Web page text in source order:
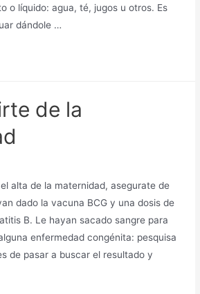
o líquido: agua, té, jugos u otros. Es
dándole …
de la
alta de la maternidad, asegurate de
dado la vacuna BCG y una dosis de
B. Le hayan sacado sangre para
enfermedad congénita: pesquisa
de pasar a buscar el resultado y